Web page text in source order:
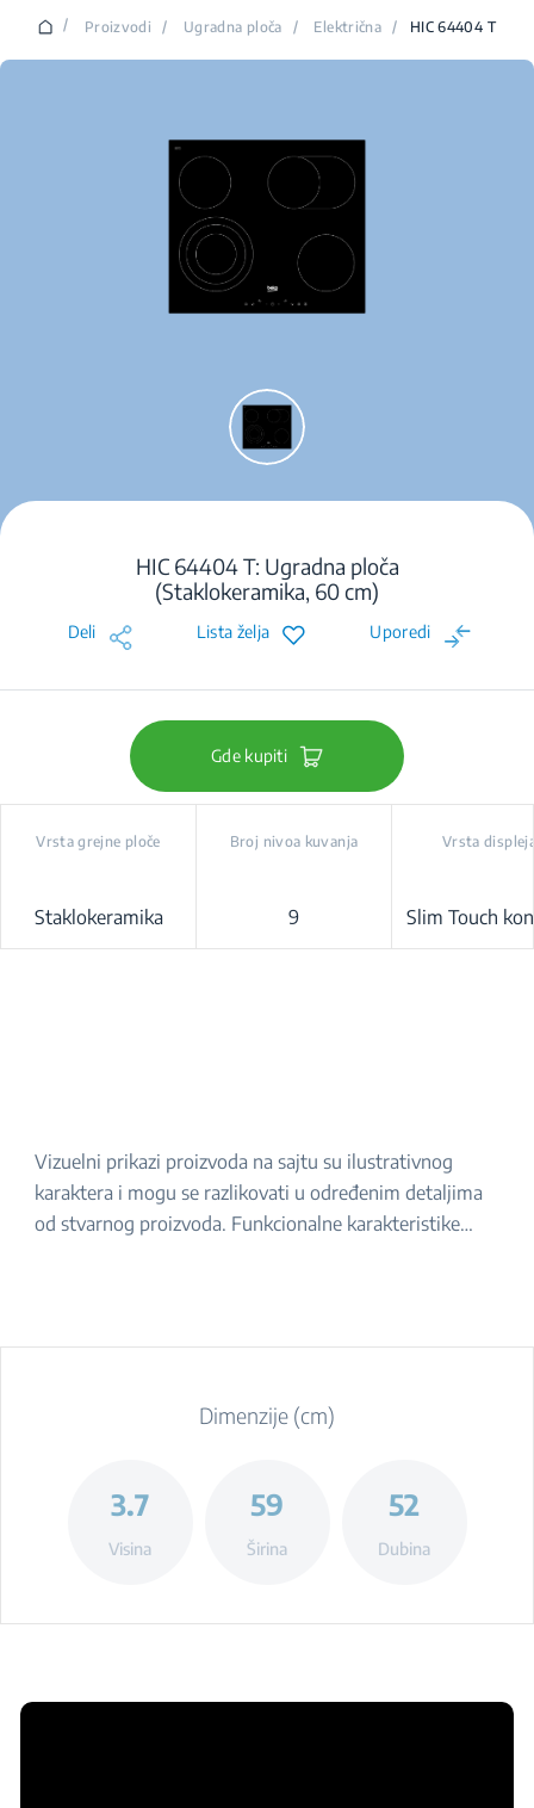
/ Proizvodi / Ugradna ploča / Električna / HIC 64404 T
HIC 64404 T: Ugradna ploča
(Staklokeramika, 60 cm)
Deli Lista želja Uporedi
Gde kupiti
Vrsta grejne ploče
Staklokeramika
Broj nivoa kuvanja
9
Vrsta
Slim Touch
Vizuelni prikazi proizvoda na sajtu su ilustrativnog
karaktera i mogu se razlikovati u određenim detaljima
od stvarnog proizvoda. Funkcionalne karakteristike
Dimenzije (cm)
3.7
Visina
59
Širina
52
Dubina